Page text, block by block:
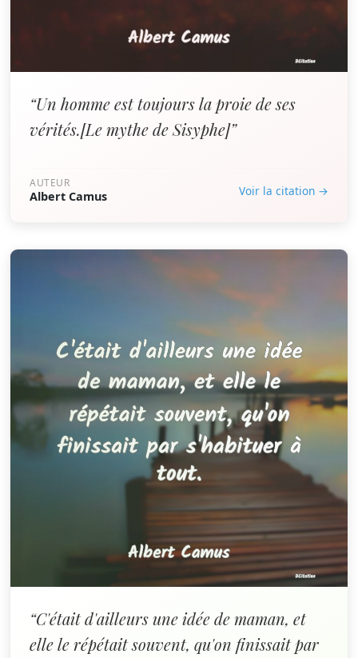
“Un homme est toujours la proie de ses
vérités.[Le mythe de Sisyphe]”
AUTEUR
Albert Camus Voir la citation →
“C'était d'ailleurs une idée de maman, et
elle le répétait souvent, qu'on finissait par